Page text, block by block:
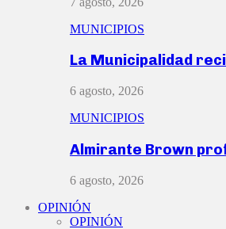
MUNICIPIOS
La Municipalidad
6 agosto, 2026
MUNICIPIOS
Almirante Brown
6 agosto, 2026
OPINIÓN
OPINIÓN